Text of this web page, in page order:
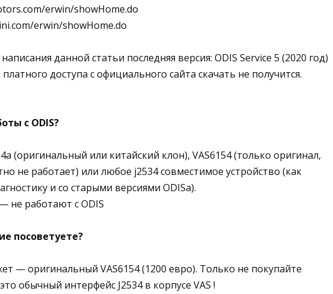
erwin/showHome.do
erwin/showHome.do
данной статьи последняя версия: ODIS Service 5 (2020 год)
доступа с официального сайта скачать не получится.
с ODIS?
(оригинальный или китайский клон), VAS6154 (только оригинал,
не работает) или любое j2534 совместимое устройство (как
и со старыми версиями ODISа).
не работают с ODIS
посоветуете?
— оригинальный VAS6154 (1200 евро). Только не покупайте
обычный интерфейс J2534 в корпусе VAS !